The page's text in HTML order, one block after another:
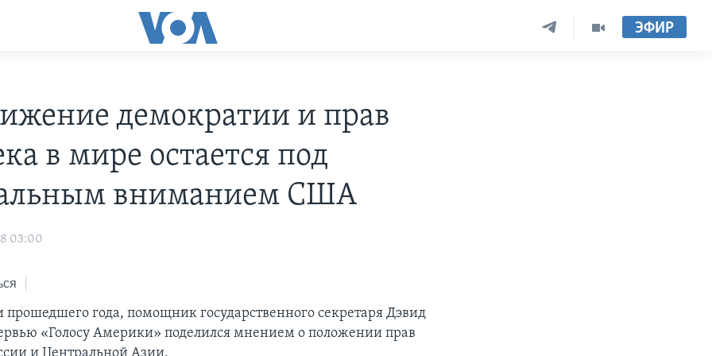
ЭФИР
демократии и прав
в мире остается под
вниманием США
03:00
прошедшего года, помощник государственного секретаря Дэвид
«Голосу Америки» поделился мнением о положении прав